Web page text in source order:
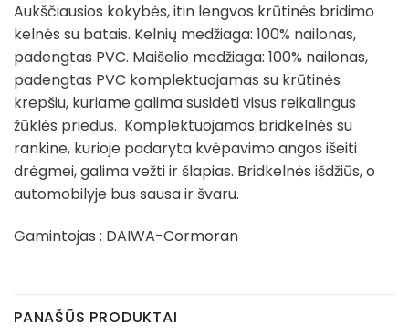
Aukščiausios kokybės, itin lengvos krūtinės bridimo
kelnės su batais. Kelnių medžiaga: 100% nailonas,
padengtas PVC. Maišelio medžiaga: 100% nailonas,
padengtas PVC komplektuojamas su krūtinės
krepšiu, kuriame galima susidėti visus reikalingus
žūklės priedus. Komplektuojamos bridkelnės su
rankine, kurioje padaryta kvėpavimo angos išeiti
drėgmei, galima vežti ir šlapias. Bridkelnės išdžiūs, o
automobilyje bus sausa ir švaru.
Gamintojas : DAIWA-Cormoran
PANAŠŪS PRODUKTAI